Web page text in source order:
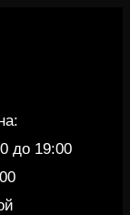
до 19:00